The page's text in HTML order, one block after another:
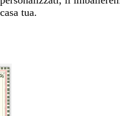
casa tua.